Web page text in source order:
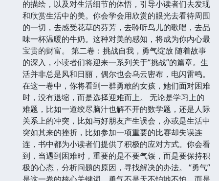
的描绘，以及对生活细节的体悟，引导小读者们去发现
和欣赏生活中的美。你会学会用欣赏的眼光去看待周围
的一切，去感受花草的芬芳，去聆听鸟儿的歌唱，去品
味一杯温暖的牛奶。这种对美的感知，将成为你内心最
宝贵的财富。 第二卷：挑战自我，勇气绽放 随着故事
的深入，小读者们将迎来一系列关于“挑战”的篇章。生
活并非总是风和日丽，偶尔也会乌云密布，电闪雷鸣。
在这一卷中，你将看到一群勇敢的女孩，她们面对困难
时，没有退缩，而是选择迎难而上。 无论是学习上的
难题，比如一道绞尽脑汁也解不开的数学题，还是人际
关系上的冲突，比如与好朋友产生误会，亦或是生活中
突如其来的挫折，比如参加一项重要的比赛却失误连
连，书中都为小读者们提供了积极的应对方式。你会看
到，当遇到困难时，重要的是不要气馁，而是要保持积
极的心态，分析问题的原因，寻找解决的办法。 “勇气”